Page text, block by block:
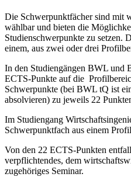
Die Schwerpunktfächer sind mit
wählbar und bieten die
Studienschwerpunkte zu setzen.
einem, aus zwei oder drei
In den Studiengängen BWL und
ECTS-Punkte auf die
Schwerpunkte (bei BWL tQ ist
absolvieren) zu jeweils 22
Im Studiengang
Schwerpunktfach aus einem
Von den 22 ECTS-Punkten
verpflichtendes, dem
zugehöriges Seminar.